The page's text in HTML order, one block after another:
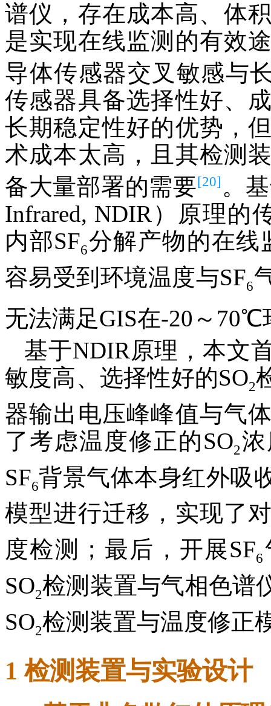
谱仪，存在成本高、体
是实现在线监测的有效
导体传感器交叉敏感与
传感器具备选择性好、
长期稳定性好的优势，
术成本太高，且其检测
备大量部署的需要[20] 。
Infrared, NDIR）原理的
内部SF6分解产物的在线
容易受到环境温度与SF6
无法满足GIS在-20～70℃
基于NDIR原理，本文
敏度高、选择性好的SO2
器输出电压峰峰值与气
了考虑温度修正的SO2
SF6背景气体本身红外吸
模型进行迁移，实现了
度检测；最后，开展SF6
SO2检测装置与气相色谱
SO2检测装置与温度修正
1 检测装置与实验设计